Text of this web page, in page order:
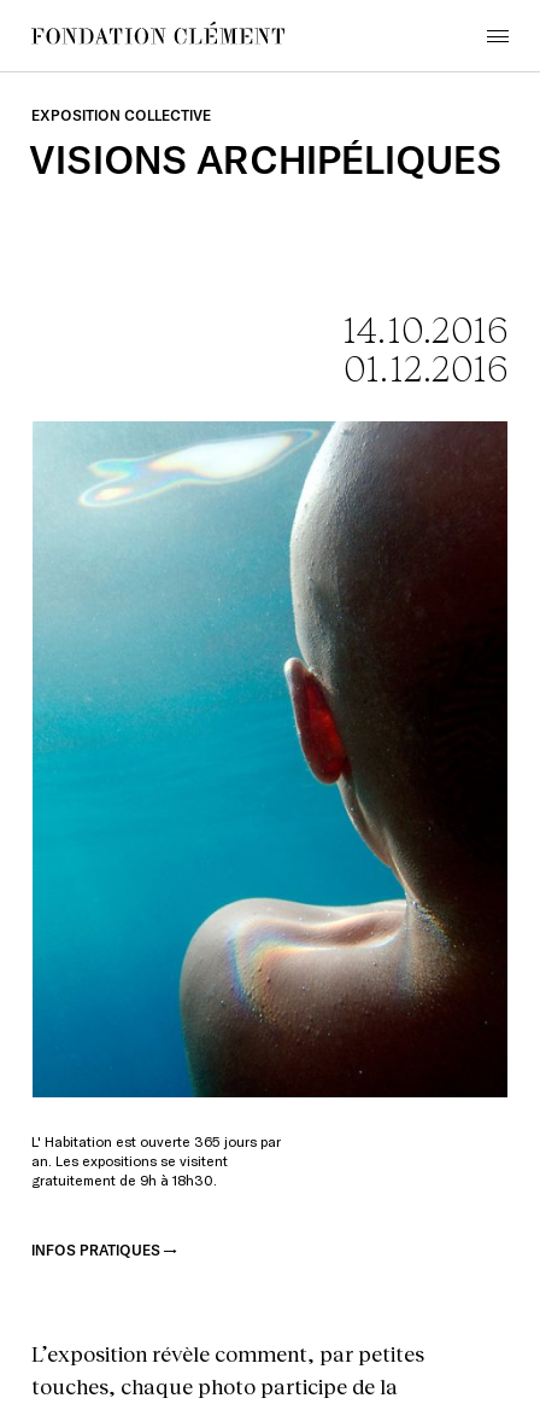
content
menu
EXPOSITION COLLECTIVE
VISIONS ARCHIPÉLIQUES
14.10.2016
01.12.2016
L' Habitation est ouverte 365 jours par
an. Les expositions se visitent
gratuitement de 9h à 18h30.
INFOS PRATIQUES
L’exposition révèle comment, par petites
touches, chaque photo participe de la